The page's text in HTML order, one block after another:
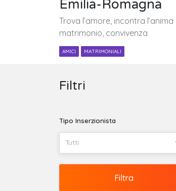
Emilia-Romagna
Trova l’amore, incontra
matrimonio, convivenza
AMICI MATRIMONIALI
Filtri
Tipo Inserzionista
Tutti
Filtra